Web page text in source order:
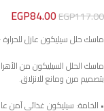
EGP117.00
EGP84.00
ماسك حلل سيليكون عازل
ماسك الحلل السيليكون من
بتصميم مرن ومانع للانزلاق.
• الخامة: سيليكون غذائي آمن